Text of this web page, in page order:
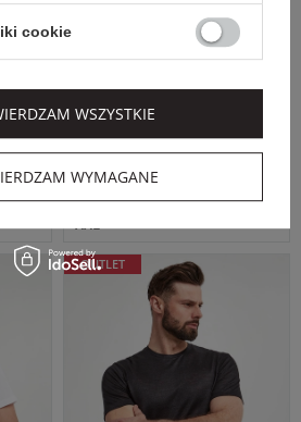
Cena regularna
561,75 PLN -25%
obniżką 599,20 PLN
PAUL&SHARK
CZARNY REGULAR
XXL
OUTLET
cookie
WYMAGANE
WSZYSTKIE